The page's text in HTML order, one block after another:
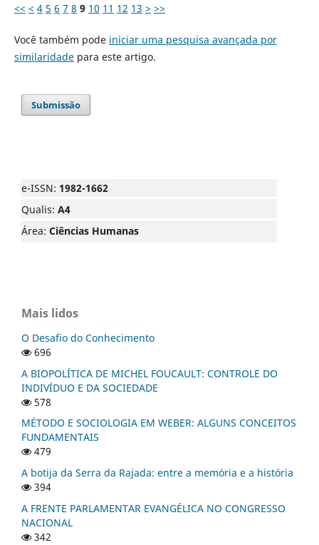
<< < 4 5 6 7 8 9 10 11 12 13 > >>
Você também pode iniciar uma pesquisa avançada por
similaridadepara este artigo.
Submissão
e-ISSN: 1982-1662
Qualis: A4
Área: Ciências Humanas
Mais lidos
O Desafio do Conhecimento
696
A BIOPOLÍTICA DE MICHEL FOUCAULT: CONTROLE DO
INDIVÍDUO E DA SOCIEDADE
578
MÉTODO E SOCIOLOGIA EM WEBER: ALGUNS CONCEITOS
FUNDAMENTAIS
479
A botija da Serra da Rajada: entre a memória e a história
394
A FRENTE PARLAMENTAR EVANGÉLICA NO CONGRESSO
NACIONAL
342